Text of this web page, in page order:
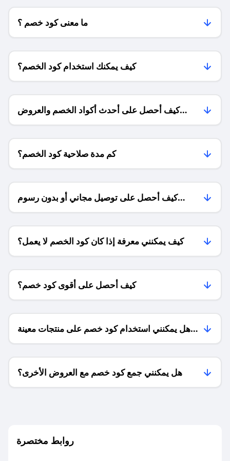
ما معنى كود خصم ؟
كيف يمكنك استخدام كود الخصم؟
كيف أحصل على أحدث أكواد الخصم والعروض
للمتاجر؟
كم مدة صلاحية كود الخصم؟
كيف أحصل على توصيل مجاني أو بدون رسوم
الشحن ؟
كيف يمكنني معرفة إذا كان كود الخصم لا يعمل؟
كيف أحصل على أقوى كود خصم؟
هل يمكنني استخدام كود خصم على منتجات معينة
فقط؟
هل يمكنني جمع كود خصم مع العروض الأخرى؟
روابط مختصرة